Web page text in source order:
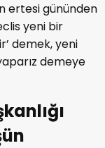
ertesi gününden
yeni bir
demek, yeni
demeye